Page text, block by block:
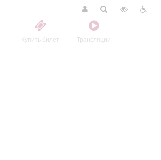
Купить билет Трансляции